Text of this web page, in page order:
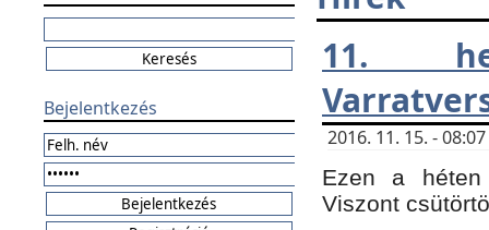
Bejelentkezés
11.
2016. 11. 15. -
Ezen a héten
Viszont